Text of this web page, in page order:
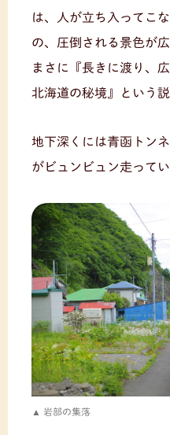
は、人が立ち入ってこ
の、圧倒される景色が
まさに『長きに渡り、
北海道の秘境』という
地下深くには青函トン
がビュンビュン走って
岩部の集落